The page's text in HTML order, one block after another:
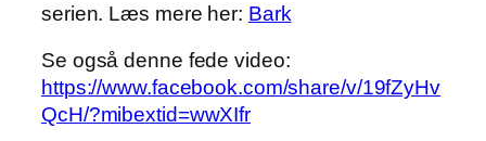
serien. Læs mere her: Bark
Se også denne fede video:
https://www.facebook.com/share/v/19fZyHv
QcH/?mibextid=wwXIfr